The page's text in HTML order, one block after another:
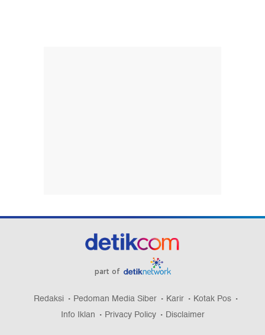
part of
Redaksi Pedoman Media Siber Karir
Kotak Pos
Info Iklan
Privacy Policy Disclaimer